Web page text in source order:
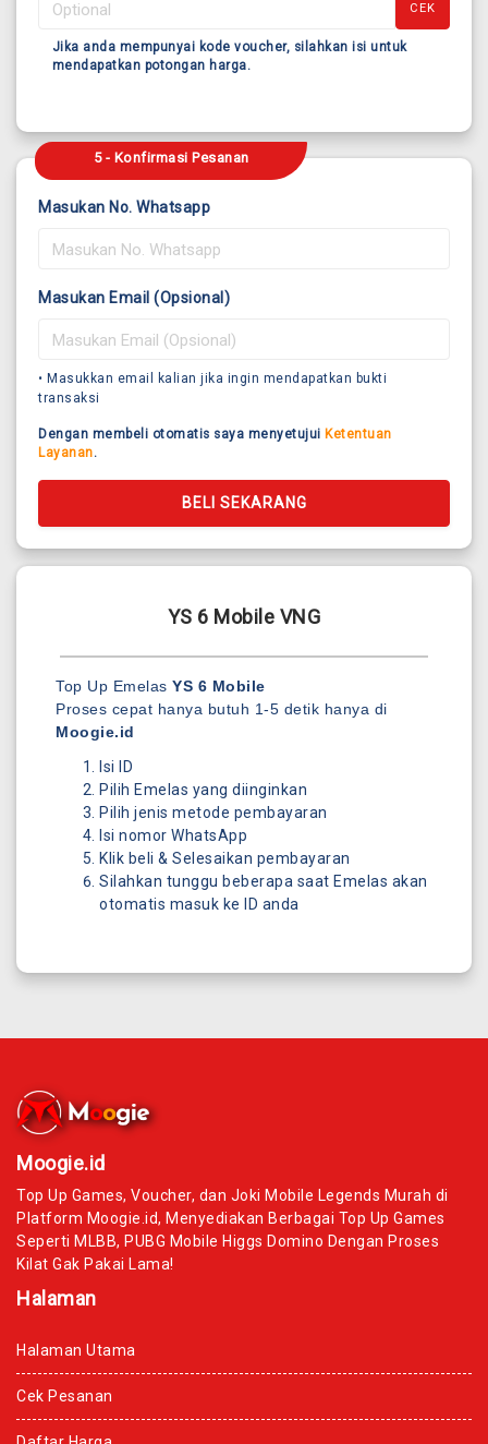
CEK
Jika anda mempunyai kode voucher, silahkan isi untuk
mendapatkan potongan harga.
5 - Konfirmasi Pesanan
Masukan No. Whatsapp
Masukan Email (Opsional)
• Masukkan email kalian jika ingin mendapatkan bukti
transaksi
Dengan membeli otomatis saya menyetujui Ketentuan
Layanan.
BELI SEKARANG
YS 6 Mobile VNG
Top Up Emelas YS 6 Mobile
Proses cepat hanya butuh 1-5 detik hanya di
Moogie.id
Isi ID
Pilih Emelas yang diinginkan
Pilih jenis metode pembayaran
Isi nomor WhatsApp
Klik beli & Selesaikan pembayaran
Silahkan tunggu beberapa saat Emelas akan
otomatis masuk ke ID anda
Moogie.id
Top Up Games, Voucher, dan Joki Mobile Legends Murah di
Platform Moogie.id, Menyediakan Berbagai Top Up Games
Seperti MLBB, PUBG Mobile Higgs Domino Dengan Proses
Kilat Gak Pakai Lama!
Halaman
Halaman Utama
Cek Pesanan